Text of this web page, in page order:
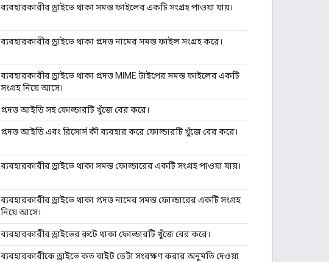
ব্যবহারকারীর ড্রাইভে থাকা সমস্ত ফাইলের একটি সংগ্রহ পাওয়া যায়।
ব্যবহারকারীর ড্রাইভে থাকা প্রদত্ত নামের সমস্ত ফাইল সংগ্রহ করে।
ব্যবহারকারীর ড্রাইভে থাকা প্রদত্ত MIME টাইপের সমস্ত ফাইলের একটি
সংগ্রহ নিয়ে আসে।
প্রদত্ত আইডি সহ ফোল্ডারটি খুঁজে বের করে।
প্রদত্ত আইডি এবং রিসোর্স কী ব্যবহার করে ফোল্ডারটি খুঁজে বের করে।
ব্যবহারকারীর ড্রাইভে থাকা সমস্ত ফোল্ডারের একটি সংগ্রহ পাওয়া যায়।
ব্যবহারকারীর ড্রাইভে থাকা প্রদত্ত নামের সমস্ত ফোল্ডারের একটি সংগ্রহ
নিয়ে আসে।
ব্যবহারকারীর ড্রাইভের রুটে থাকা ফোল্ডারটি খুঁজে বের করে।
ব্যবহারকারীকে ড্রাইভে কত বাইট ডেটা সংরক্ষণ করার অনুমতি দেওয়া